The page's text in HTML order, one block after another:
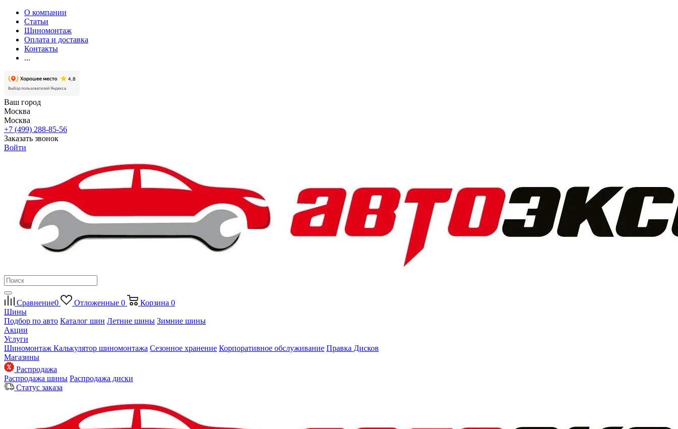
О компании
Статьи
Шиномонтаж
Оплата и доставка
Контакты
...
Ваш город
Москва
Москва
+7 (499) 288-85-56
Заказать звонок
Войти
Сравнение0 Отложенные 0 Корзина 0
Шины
Подбор по авто Каталог шин Летние шины Зимние шины
Акции
Услуги
Шиномонтаж Калькулятор шиномонтажа Сезонное хранение Корпоративное обслуживание Правка Дисков
Магазины
Распродажа
Распродажа шины Распродажа диски
Статус заказа